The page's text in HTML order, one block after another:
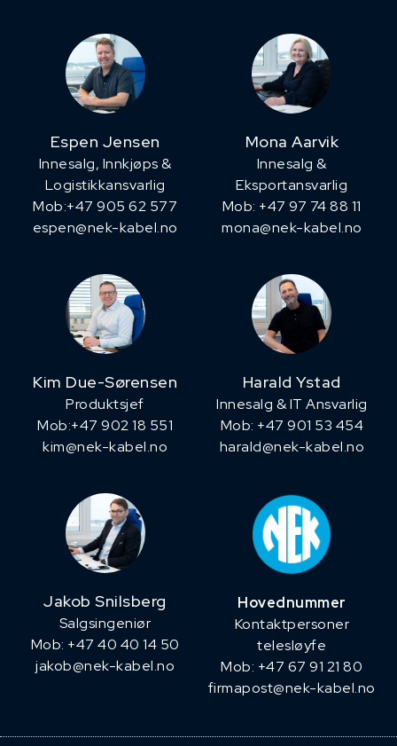
Espen Jensen
Innesalg, ​Innkjøps &
Logistikkansvarlig
Mob:+47 905 62 577
espen@nek-kabel.no
Mona Aarvik
Innesalg &
Eksportansvarlig
Mob: +47 97 74 88 11
mona@nek-kabel.no
Kim Due-Sørensen
Produktsjef
​Mob:+47 902 18 551
kim@nek-kabel.no
Harald Ystad
Innesalg & IT Ansvarlig
Mob: +47 901 53 454
harald@nek-kabel.no
Jakob Snilsberg
​Salgsingeniør
Mob: +47 40 40 14 50
jakob@nek-kabel.no
Hovednummer
Kontaktpersoner
telesløyfe
Mob: +47 67 91 21 80
firmapost@nek-kabel.no